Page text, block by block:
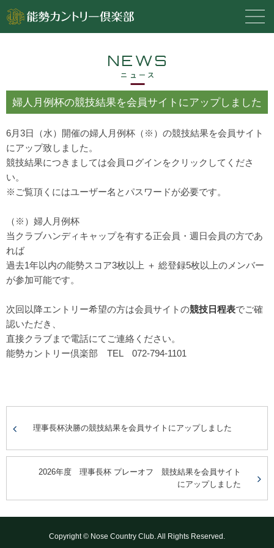
NEWS
ニュース
婦人月例杯の競技結果を会員サイトにアップしました
6月3日（水）開催の婦人月例杯（※）の競技結果を会員サイト
にアップ致しました。
競技結果につきましては会員ログインをクリックしてくださ
い。
※ご覧頂くにはユーザー名とパスワードが必要です。
（※）婦人月例杯
当クラブハンディキャップを有する正会員・週日会員の方であ
れば
過去1年以内の能勢スコア3枚以上 ＋ 総登録5枚以上のメンバー
が参加可能です。
次回以降エントリー希望の方は会員サイトの競技日程表でご確
認いただき、
直接クラブまで電話にてご連絡ください。
能勢カントリー倶楽部 TEL 072-794-1101
理事長杯決勝の競技結果を会員サイトにアップしました
2026年度 理事長杯 プレーオフ 競技結果を会員サイト
にアップしました
Copyright © Nose Country Club. All Rights Reserved.